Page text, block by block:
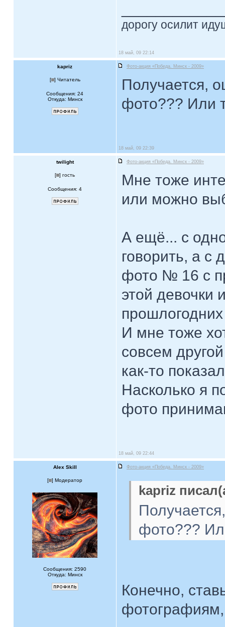
дорогу осилит
18 май, 09 22:14
kapriz Фото-акция «Победа. Минск - 2009»
[ ] Читатель
Сообщения: 24
Откуда: Минск
Получается,
фото??? Или
18 май, 09 22:39
twilight Фото-акция «Победа. Минск - 2009»
[ ] гость
Сообщения: 4
Мне тоже
или можно
А ещё... с
говорить, а с
фото № 16 с
этой девочки
И мне тоже
совсем
как-то
Насколько я
фото
18 май, 09 22:44
Alex Skill Фото-акция «Победа. Минск - 2009»
[ ] Модератор
Сообщения: 2590
Откуда: Минск
kapriz
фото???
Конечно,
фотографиям,